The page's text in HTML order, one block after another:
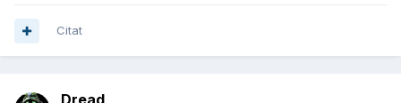
Citat